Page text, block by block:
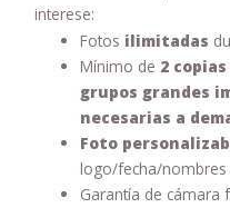
interese:
Fotos ilimitadas
Mínimo de 2 copias
grupos grandes
necesarias a
Foto
logo/fecha/nombres
Garantía de cámara